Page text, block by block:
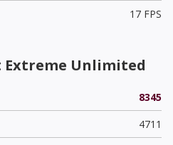
17 FPS
Extreme Unlimited
8345
4711